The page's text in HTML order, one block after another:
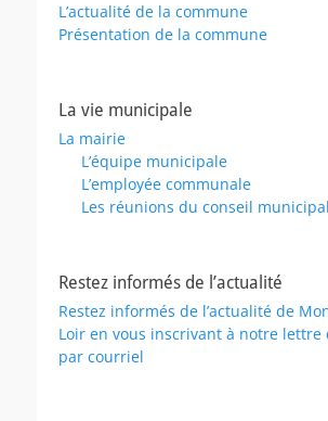
L’actualité de la commune
Présentation de la commune
La vie municipale
La mairie
L’équipe municipale
L’employée communale
Les réunions du conseil municipal
Restez informés de l’actualité
Restez informés de l’actualité de
Loir en vous inscrivant à notre lettre
par courriel